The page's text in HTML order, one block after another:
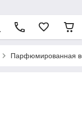
Парфюмированная